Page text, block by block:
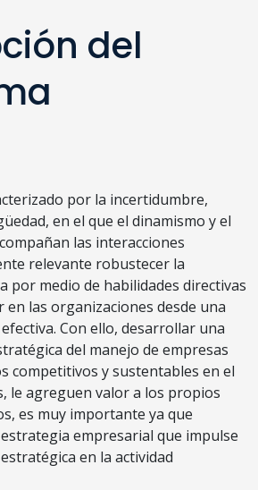
del
por la incertidumbre,
en el que el dinamismo y el
las interacciones
relevante robustecer la
por medio de habilidades directivas
las organizaciones desde una
Con ello, desarrollar una
del manejo de empresas
competitivos y sustentables en el
le agreguen valor a los propios
es muy importante ya que
empresarial que impulse
en la actividad